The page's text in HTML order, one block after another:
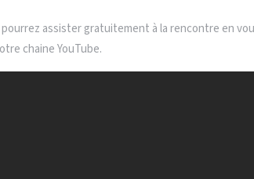
assister gratuitement à la rencontre en
chaine YouTube.